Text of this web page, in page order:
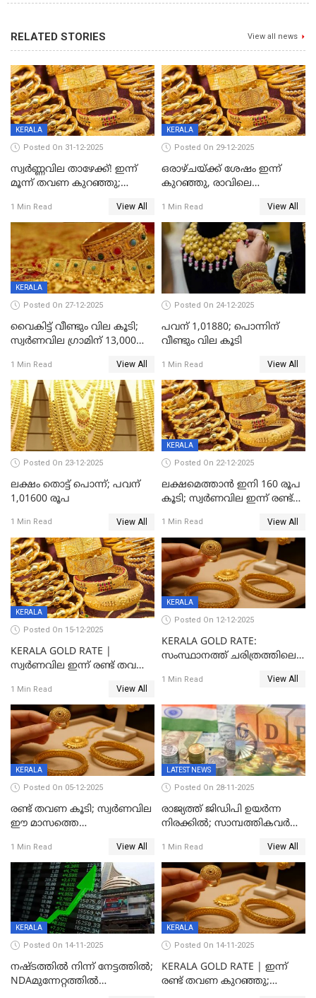
RELATED STORIES View all news
KERALA
Posted On 31-12-2025
സ്വർണ്ണവില താഴേക്ക്! ഇന്ന്
മൂന്ന് തവണ കുറഞ്ഞു;
1 Min Read View All
KERALA
Posted On 29-12-2025
ഒരാഴ്ചയ്ക്ക് ശേഷം ഇന്ന്
കുറഞ്ഞു, രാവിലെ
ഇടിവ്
1 Min Read View All
KERALA
Posted On 27-12-2025
വൈകിട്ട് വീണ്ടും വില കൂടി;
സ്വർണവില ഗ്രാമിന് 13,000
റെക്കോർഡ്
1 Min Read View All
Posted On 24-12-2025
പവന് 1,01880; പൊന്നിന്
വീണ്ടും വില കൂടി
1 Min Read View All
Posted On 23-12-2025
ലക്ഷം തൊട്ട് പൊന്ന്; പവന്
1,01600 രൂപ
1 Min Read View All
KERALA
Posted On 22-12-2025
ലക്ഷമെത്താൻ ഇനി 160 രൂപ
കൂടി; സ്വർണവില ഇന്ന് രണ്ട്
1 Min Read View All
KERALA
Posted On 15-12-2025
KERALA GOLD RATE |
സ്വർണവില ഇന്ന് രണ്ട് തവണ
സർവകാല റെക്കോഡ്
1 Min Read View All
KERALA
Posted On 12-12-2025
KERALA GOLD RATE:
സംസ്ഥാനത്ത് ചരിത്രത്തിലെ
സ്വർണം; സർവ്വകാല
1 Min Read View All
KERALA
Posted On 05-12-2025
രണ്ട് തവണ കൂടി; സ്വർണവില
ഈ മാസത്തെ
1 Min Read View All
LATEST NEWS
Posted On 28-11-2025
രാജ്യത്ത് ജിഡിപി ഉയര്‍ന്ന
നിരക്കില്‍; സാമ്പത്തികവർഷം
ശതമാനമായി; പ്രചോദനം
നൽകുന്നുവെന്ന് മോദി
1 Min Read View All
KERALA
Posted On 14-11-2025
നഷ്ടത്തിൽ നിന്ന് നേട്ടത്തിൽ;
NDAമുന്നേറ്റത്തിൽ
KERALA
Posted On 14-11-2025
KERALA GOLD RATE | ഇന്ന്
രണ്ട് തവണ കുറഞ്ഞു;